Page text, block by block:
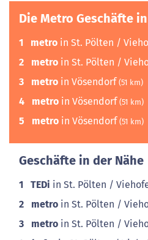
Die Metro Geschäfte
1 metro in St. Pölten /
2 metro in St. Pölten /
3 metro in Vösendorf (51 km)
4 metro in Vösendorf (51 km)
5 metro in Vösendorf (51 km)
Geschäfte in der Nähe
1 TEDi in St. Pölten /
2 metro in St. Pölten /
3 metro in St. Pölten /